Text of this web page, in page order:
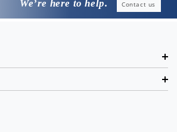
We’re here to help. Contact us